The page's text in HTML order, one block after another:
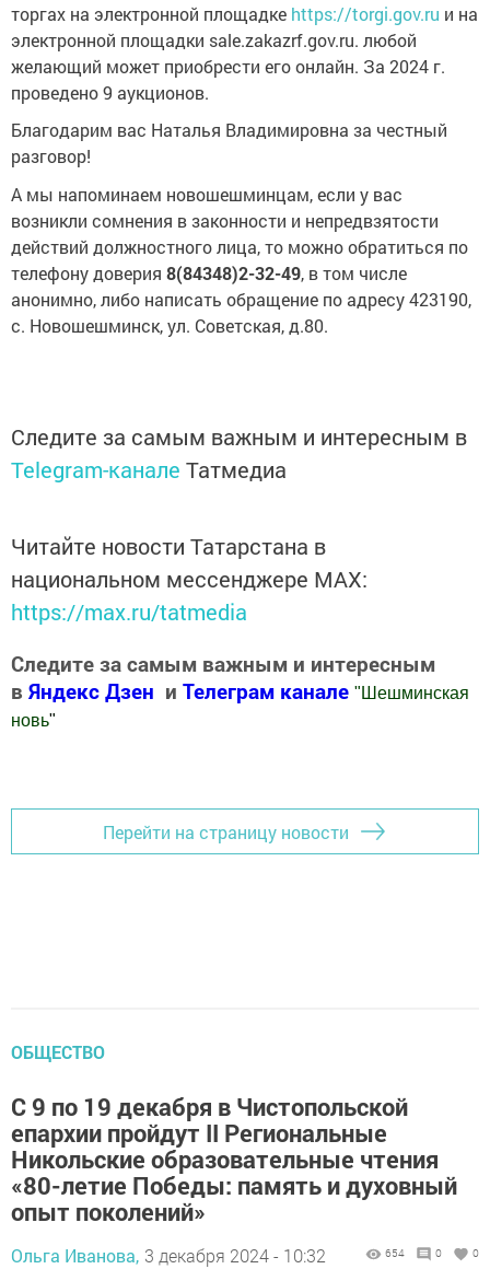
торгах на электронной площадке https://torgi.gov.ru и на
электронной площадки sale.zakazrf.gov.ru. любой
желающий может приобрести его онлайн. За 2024 г.
проведено 9 аукционов.
Благодарим вас Наталья Владимировна за честный
разговор!
А мы напоминаем новошешминцам, если у вас
возникли сомнения в законности и непредвзятости
действий должностного лица, то можно обратиться по
телефону доверия 8(84348)2-32-49, в том числе
анонимно, либо написать обращение по адресу 423190,
с. Новошешминск, ул. Советская, д.80.
Следите за самым важным и интересным в
Telegram-канале Татмедиа
Читайте новости Татарстана в
национальном мессенджере MАХ:
https://max.ru/tatmedia
Следите за самым важным и интересным
в Яндекс Дзен и Телеграм канале "Шешминская
новь"
Перейти на страницу новости
ОБЩЕСТВО
С 9 по 19 декабря в Чистопольской
епархии пройдут II Региональные
Никольские образовательные чтения
«80-летие Победы: память и духовный
опыт поколений»
Ольга Иванова, 3 декабря 2024 - 10:32 654 0 0